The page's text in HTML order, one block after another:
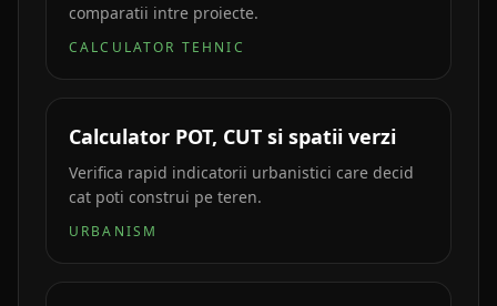
comparatii intre proiecte.
CALCULATOR TEHNIC
Calculator POT, CUT si spatii verzi
Verifica rapid indicatorii urbanistici care decid
cat poti construi pe teren.
URBANISM